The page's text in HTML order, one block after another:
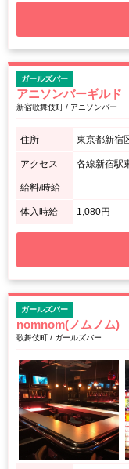
ガールズバー
アニソンバーギル
新宿歌舞伎町 / アニソンバー
住所 東京都新宿
アクセス
給料/時給
体入時給 1,080円
ガールズバー
nomnom(ノムノム)
歌舞伎町 / ガールズバー